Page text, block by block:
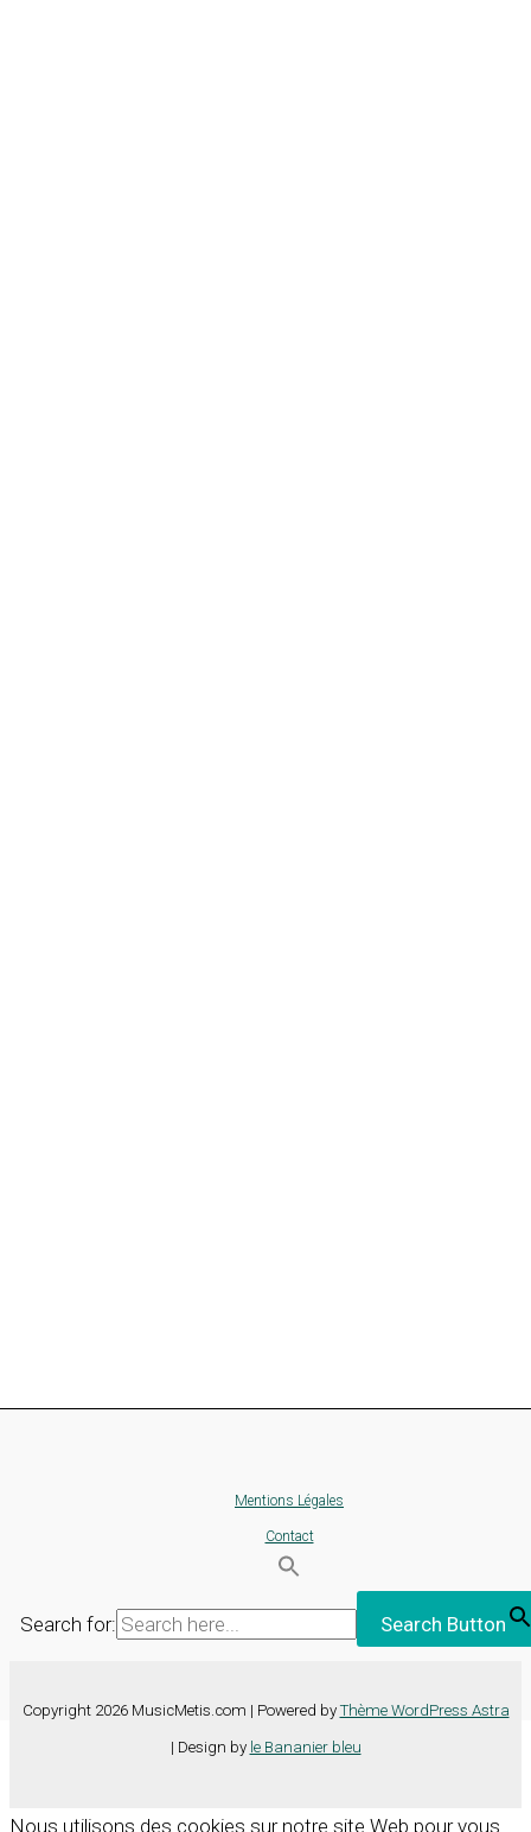
Mentions Légales
Contact
Search for: Search Button
Copyright 2026 MusicMetis.com | Powered by Thème WordPress Astra
| Design by le Bananier bleu
Nous utilisons des cookies sur notre site Web pour vous